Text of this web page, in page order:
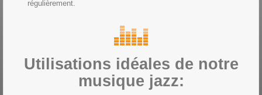
régulièrement.
Utilisations idéales de notre
musique jazz: